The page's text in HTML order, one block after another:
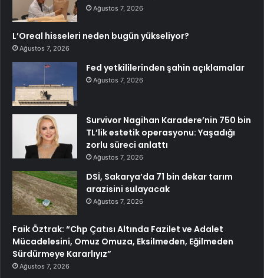
Ağustos 7, 2026
L’Oreal hisseleri neden bugün yükseliyor?
Ağustos 7, 2026
Fed yetkililerinden şahin açıklamalar
Ağustos 7, 2026
Survivor Nagihan Karadere’nin 750 bin
TL’lik estetik operasyonu: Yaşadığı
zorlu süreci anlattı
Ağustos 7, 2026
DSİ, Sakarya’da 71 bin dekar tarım
arazisini sulayacak
Ağustos 7, 2026
Faik Öztrak: “Chp Çatısı Altında Fazilet ve Adalet
Mücadelesini, Omuz Omuza, Eksilmeden, Eğilmeden
Sürdürmeye Kararlıyız”
Ağustos 7, 2026